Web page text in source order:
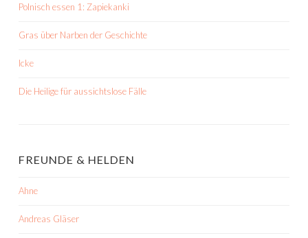
Polnisch essen 1: Zapiekanki
Gras über Narben der Geschichte
Icke
Die Heilige für aussichtslose Fälle
FREUNDE & HELDEN
Ahne
Andreas Gläser